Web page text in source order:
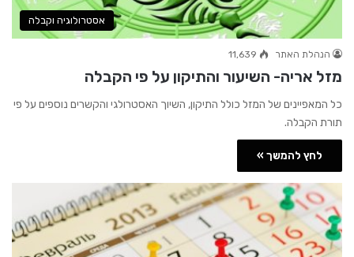
אסטרולוגיה וקבלה
הנהלת האתר 11,639
מזל אריה- השיעור והתיקון על פי הקבלה
כל המאפיינים של המזל כולל התיקון, השיוך האסטרולגי והקשרים נוספים על פי
תורת הקבלה.
לחץ להמשך »